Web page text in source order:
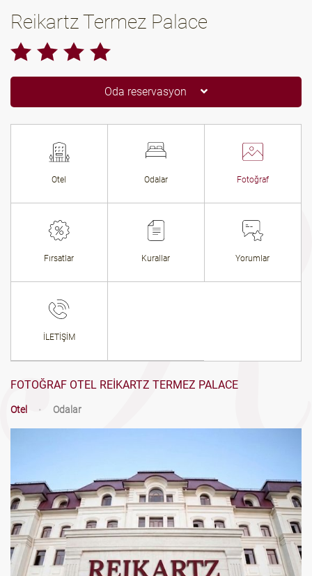
Reikartz Termez Palace
Oda reservasyon
Otel Odalar Fotoğraf
Fırsatlar Kurallar Yorumlar
İLETİŞİM
FOTOĞRAF OTEL REIKARTZ TERMEZ PALACE
Otel • Odalar